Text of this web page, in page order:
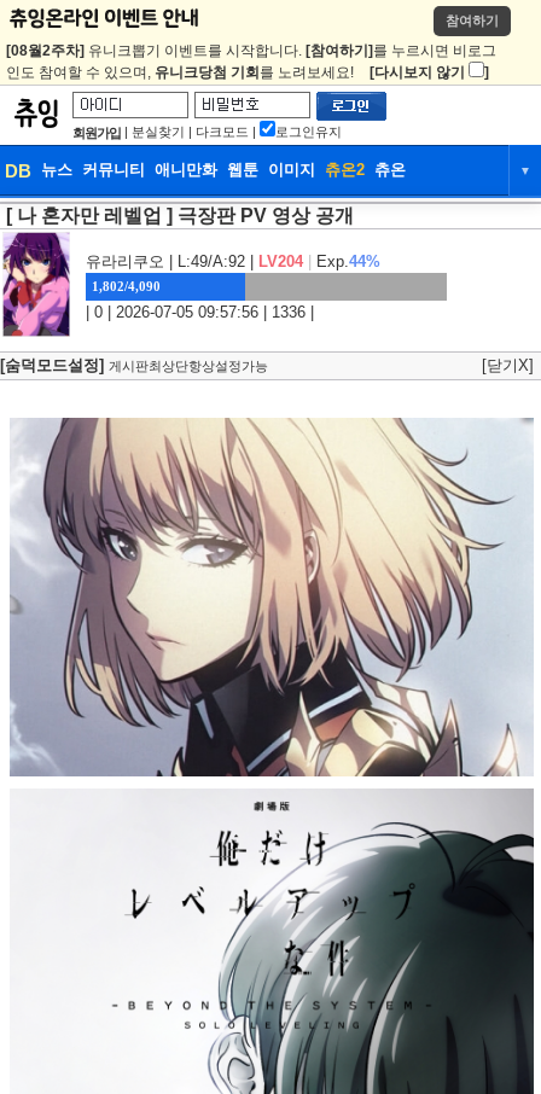
참여하기
[08월2주차] 유니크뽑기 이벤트를 시작합니다. [참여하기] 를 누르시면 비로그
인도 참여할 수 있으며, 유니크당첨 기회 를 노려보세요! [다시보지 않기 ]
회원가입 | 분실찾기 | 다크모드 | 로그인유지
DB 뉴스 커뮤니티 애니만화 웹툰 이미지 츄온2 츄온 ▼
DB 뉴스 커뮤니티
웹툰 이미지 츄온2
[ 나 혼자만 레벨업 ] 극장판 PV 영상 공개
유라리쿠오 | L:49/A:92 | LV204 Exp.44%
1,802/4,090
| 0 | 2026-07-05 09:57:56 | 1336 |
[숨덕모드설정] 게시판최상단항상설정가능 [닫기X]